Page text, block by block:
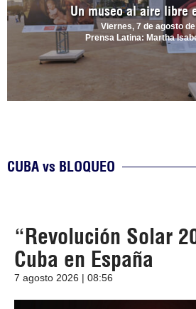
Un museo al aire libre
Viernes, 7 de agosto
Prensa Latina: Martha
CUBA vs BLOQUEO
“Revolución Solar
Cuba en España
7 agosto 2026 | 08:56